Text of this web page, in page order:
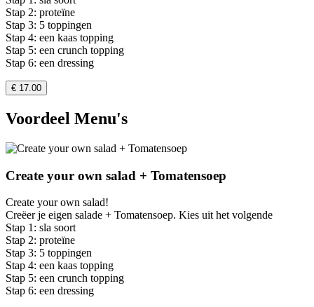
Stap 2: proteïne
Stap 3: 5 toppingen
Stap 4: een kaas topping
Stap 5: een crunch topping
Stap 6: een dressing
€ 17.00
Voordeel Menu's
Create your own salad + Tomatensoep
Create your own salad!
Creëer je eigen salade + Tomatensoep. Kies uit het volgende
Stap 1: sla soort
Stap 2: proteïne
Stap 3: 5 toppingen
Stap 4: een kaas topping
Stap 5: een crunch topping
Stap 6: een dressing